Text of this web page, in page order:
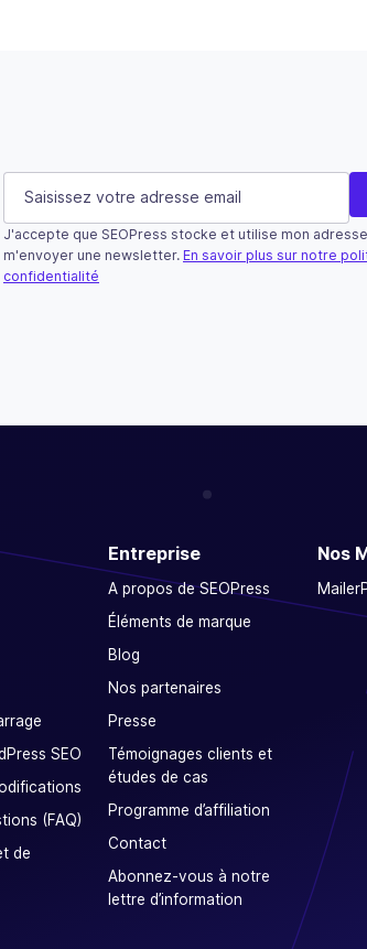
Comments
Ce champ n’est utilisé qu’à des fins de
E-mail (Nécessaire)
J'accepte que SEOPress stocke et utilise mon
m'envoyer une newsletter. En savoir plus sur notre
confidentialité
SEO
(FAQ)
de
Entreprise
A propos de SEOPress
Éléments de marque
Blog
Nos partenaires
Presse
Témoignages clients et
études de cas
Programme d’affiliation
Contact
Abonnez-vous à notre
lettre d’information
Nos